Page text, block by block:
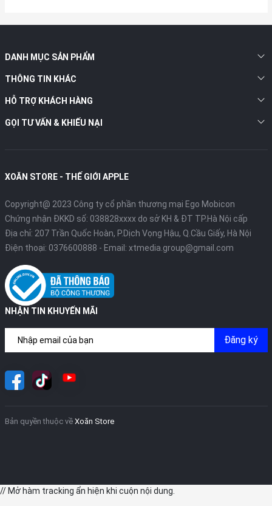
DANH MỤC SẢN PHẨM
THÔNG TIN KHÁC
HỖ TRỢ KHÁCH HÀNG
GỌI TƯ VẤN & KHIẾU NẠI
XOĂN STORE - THẾ GIỚI APPLE
Copyright@ 2023 Công ty cổ phần thương mại Ego Mobicon
Chứng nhận ĐKKD số: 038828xxxx do sở KH & ĐT TP.Hà Nội cấp
Địa chỉ: 207 Trần Quốc Hoàn, P.Dịch Vọng Hậu, Q.Cầu Giấy, Hà Nội
Điện thoại: 0376600888 - Email: xtmedia.group@gmail.com
NHẬN TIN KHUYẾN MÃI
Đăng ký
Bản quyền thuộc về Xoăn Store
// Mở hàm tracking ẩn hiện khi cuộn nội dung.